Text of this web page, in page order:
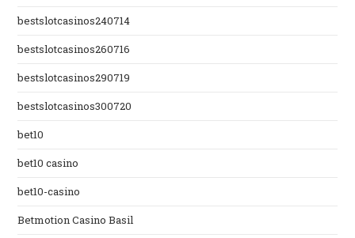
bestslotcasinos240714
bestslotcasinos260716
bestslotcasinos290719
bestslotcasinos300720
bet10
bet10 casino
bet10-casino
Betmotion Casino Basil